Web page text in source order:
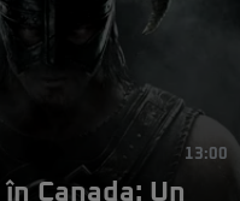
13:00
Canada: Un